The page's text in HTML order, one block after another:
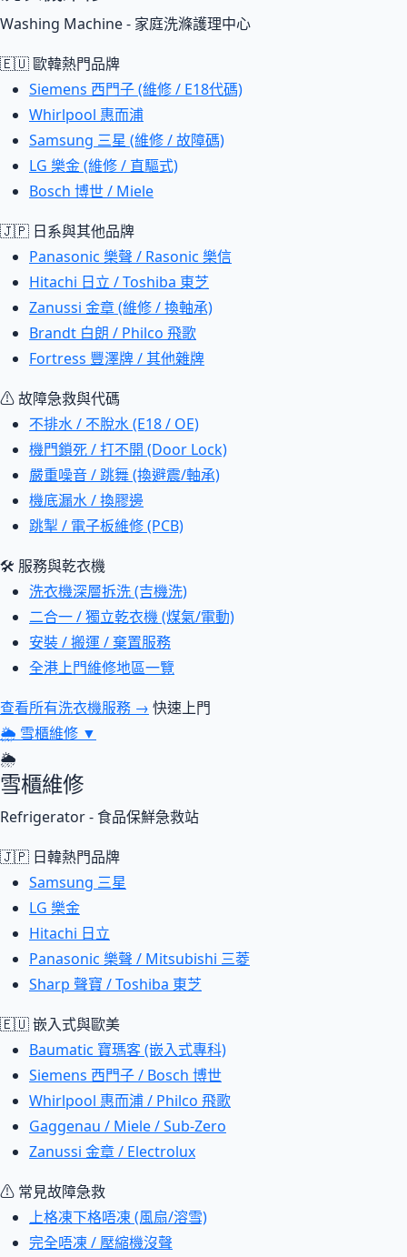
Washing Machine - 家庭洗滌護理中心
🇪🇺 歐韓熱門品牌
Siemens 西門子 (維修 / E18代碼)
Whirlpool 惠而浦
Samsung 三星 (維修 / 故障碼)
LG 樂金 (維修 / 直驅式)
Bosch 博世 / Miele
🇯🇵 日系與其他品牌
Panasonic 樂聲 / Rasonic 樂信
Hitachi 日立 / Toshiba 東芝
Zanussi 金章 (維修 / 換軸承)
Brandt 白朗 / Philco 飛歌
Fortress 豐澤牌 / 其他雜牌
⚠ 故障急救與代碼
不排水 / 不脫水 (E18 / OE)
機門鎖死 / 打不開 (Door Lock)
嚴重噪音 / 跳舞 (換避震/軸承)
機底漏水 / 換膠邊
跳掣 / 電子板維修 (PCB)
🛠 服務與乾衣機
洗衣機深層拆洗 (吉機洗)
二合一 / 獨立乾衣機 (煤氣/電動)
安裝 / 搬運 / 棄置服務
全港上門維修地區一覽
查看所有洗衣機服務 → 快速上門
🌦 雪櫃維修 ▼
🌦
雪櫃維修
Refrigerator - 食品保鮮急救站
🇯🇵 日韓熱門品牌
Samsung 三星
LG 樂金
Hitachi 日立
Panasonic 樂聲 / Mitsubishi 三菱
Sharp 聲寶 / Toshiba 東芝
🇪🇺 嵌入式與歐美
Baumatic 寶瑪客 (嵌入式專科)
Siemens 西門子 / Bosch 博世
Whirlpool 惠而浦 / Philco 飛歌
Gaggenau / Miele / Sub-Zero
Zanussi 金章 / Electrolux
⚠ 常見故障急救
上格凍下格唔凍 (風扇/溶雪)
完全唔凍 / 壓縮機沒聲